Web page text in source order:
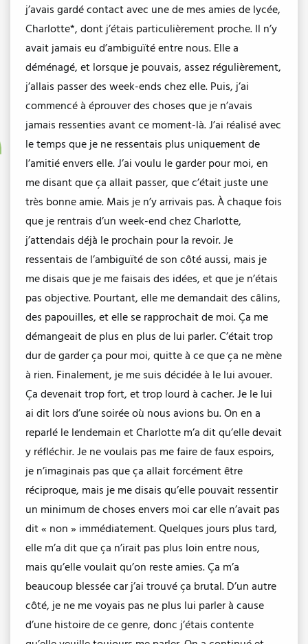
j’avais gardé contact avec une de mes amies de lycée,
Charlotte*, dont j’étais particulièrement proche. Il n’y
avait jamais eu d’ambiguïté entre nous. Elle a
déménagé, et lorsque je pouvais, assez régulièrement,
j’allais passer des week-ends chez elle. Puis, j’ai
commencé à éprouver des choses que je n’avais
jamais ressenties avant ce moment-là. J’ai réalisé avec
le temps que je ne ressentais plus uniquement de
l’amitié envers elle. J’ai voulu le garder pour moi, en
me disant que ça allait passer, que c’était juste une
très bonne amie. Mais je n’y arrivais pas. À chaque fois
que je rentrais d’un week-end chez Charlotte,
j’attendais déjà le prochain pour la revoir. Je
ressentais de l’ambiguïté de son côté aussi, mais je
me disais que je me faisais des idées, et que je n’étais
pas objective. Pourtant, elle me demandait des câlins,
des papouilles, et elle se rapprochait de moi. Ça me
démangeait de plus en plus de lui parler. C’était trop
dur de garder ça pour moi, quitte à ce que ça ne mène
à rien. Finalement, je me suis décidée à le lui avouer.
Ça devenait trop fort, et trop lourd à cacher. Je le lui
ai dit lors d’une soirée où nous avions bu. On en a
reparlé le lendemain et Charlotte m’a dit qu’elle devait
y réfléchir. Je ne voulais pas me faire de faux espoirs,
je n’imaginais pas que ça allait forcément être
réciproque, mais je me disais qu’elle pouvait ressentir
un minimum de choses envers moi car elle n’avait pas
dit « non » immédiatement. Quelques jours plus tard,
elle m’a dit que ça n’irait pas plus loin entre nous,
mais qu’elle voulait qu’on reste amies. Ça m’a
beaucoup blessée car j’ai trouvé ça brutal. D’un autre
côté, je ne me voyais pas ne plus lui parler à cause
d’une histoire de ce genre, donc j’étais contente